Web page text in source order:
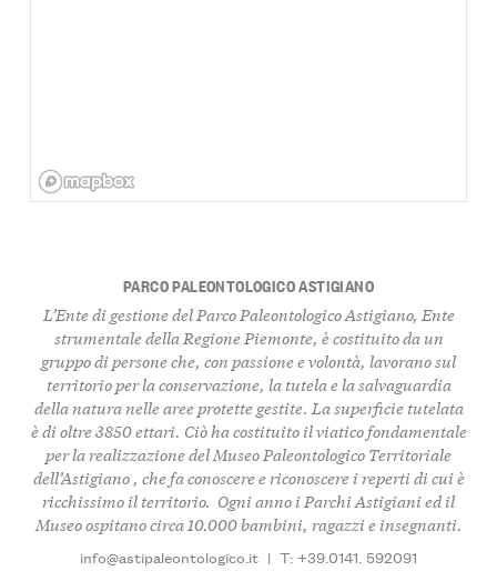
PARCO PALEONTOLOGICO ASTIGIANO
L’Ente di gestione delParco Paleontologico Astigiano, Ente
strumentale della Regione Piemonte, ècostituito da un
gruppo di personeche, con passione e volontà, lavorano sul
territorio per la conservazione, la tutela e la salvaguardia
della natura nelle aree protette gestite. La superficie tutelata
è di oltre3850 ettari. Ciò ha costituito il viatico fondamentale
per la realizzazione delMuseo Paleontologico Territoriale
dell’Astigiano, che fa conoscere e riconoscere i reperti di cui è
ricchissimo il territorio. Ogni anno i Parchi Astigiani ed il
Museoospitano circa 10.000 bambini, ragazzi e insegnanti.
info@astipaleontologico.it | T: +39.0141. 592091